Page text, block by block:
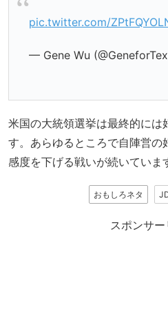
pic.twitter.com/
— Gene Wu
米国の大統領選挙は最終的には
す。あらゆるところで自陣営の
感度を下げる戦いが続いていま
おもしろネタ
スポンサー